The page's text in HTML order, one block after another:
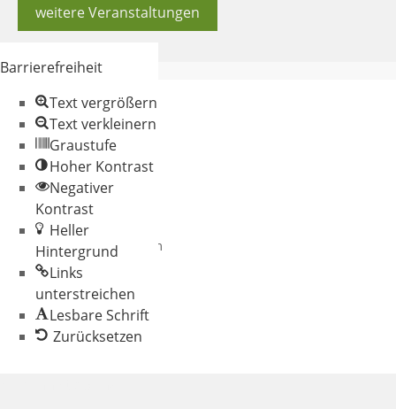
weitere Veranstaltungen
© 2026 Gemeinde
Oberschneiding
Datenschutz
Impressum
Barrierefreiheit
Text vergrößern
Text verkleinern
Graustufe
Hoher Kontrast
Negativer
Kontrast
Heller
Hintergrund
Links
unterstreichen
Lesbare Schrift
Zurücksetzen